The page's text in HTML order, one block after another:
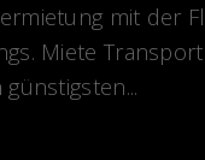
mit der
Miete